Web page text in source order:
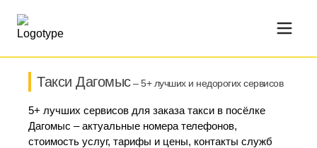
Такси Дагомыс– 5+ лучших и недорогих сервисов
5+ лучших сервисов для заказа такси в посёлке
Дагомыс – актуальные номера телефонов,
стоимость услуг, тарифы и цены, контакты служб